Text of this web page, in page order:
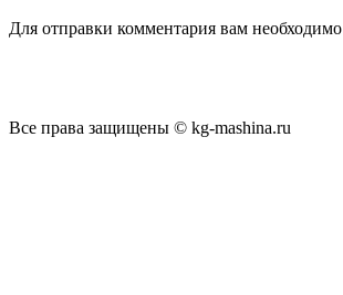
Для отправки комментария вам необходимо
Все права защищены © kg-mashina.ru